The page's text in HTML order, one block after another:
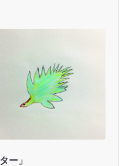
ー」